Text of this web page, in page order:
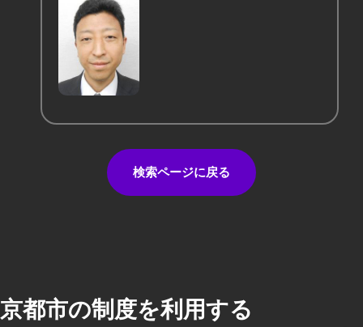
検索ページに戻る
京都市の制度を利用する